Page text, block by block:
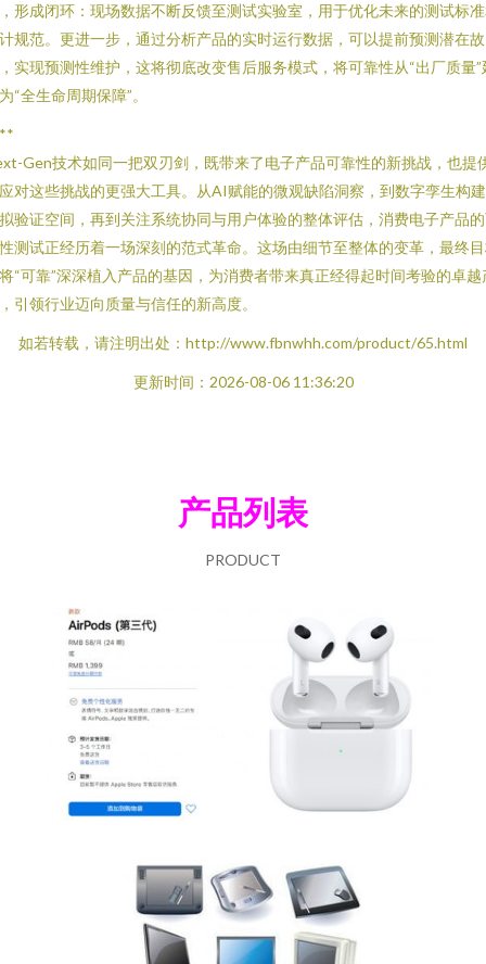
形成闭环：现场数据不断反馈至测试实验室，用于优化未来的测试标
规范。更进一步，通过分析产品的实时运行数据，可以提前预测潜在故
实现预测性维护，这将彻底改变售后服务模式，将可靠性从“出厂质量”
“全生命周期保障”。
Gen技术如同一把双刃剑，既带来了电子产品可靠性的新挑战，也提
对这些挑战的更强大工具。从AI赋能的微观缺陷洞察，到数字孪生构
验证空间，再到关注系统协同与用户体验的整体评估，消费电子产品
测试正经历着一场深刻的范式革命。这场由细节至整体的变革，最终
“可靠”深深植入产品的基因，为消费者带来真正经得起时间考验的卓越
引领行业迈向质量与信任的新高度。
如若转载，请注明出处：http://www.fbnwhh.com/product/65.html
更新时间：2026-08-06 11:36:20
产品列表
PRODUCT